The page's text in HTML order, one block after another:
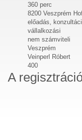
360 perc
8200 Veszprém
előadás,
vállalkozási
nem számviteli
Veszprém
Veinperl Róbert
400
A